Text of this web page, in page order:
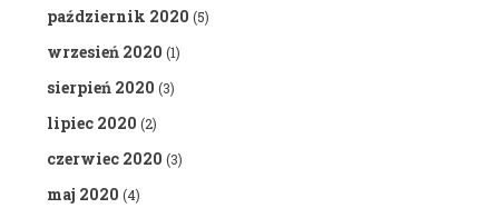
październik 2020 (5)
wrzesień 2020 (1)
sierpień 2020 (3)
lipiec 2020 (2)
czerwiec 2020 (3)
maj 2020 (4)